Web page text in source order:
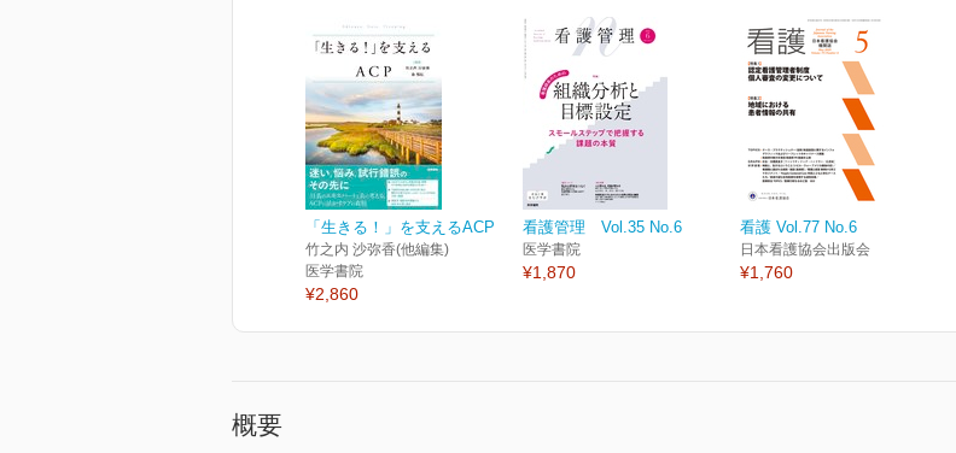
「生きる！」を支えるACP
竹之内 沙弥香(他編集)
医学書院
¥2,860
看護管理 Vol.35 No.6
医学書院
¥1,870
看護 Vol.77 No.6
日本看護協会出版会
¥1,760
概要